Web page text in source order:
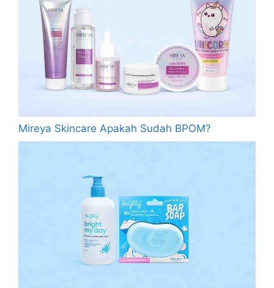
Mireya Skincare Apakah Sudah BPOM?